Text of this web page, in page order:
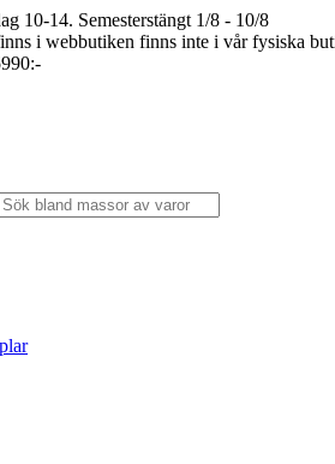
10-14. Semesterstängt 1/8 - 10/8
i webbutiken finns inte i vår fysiska